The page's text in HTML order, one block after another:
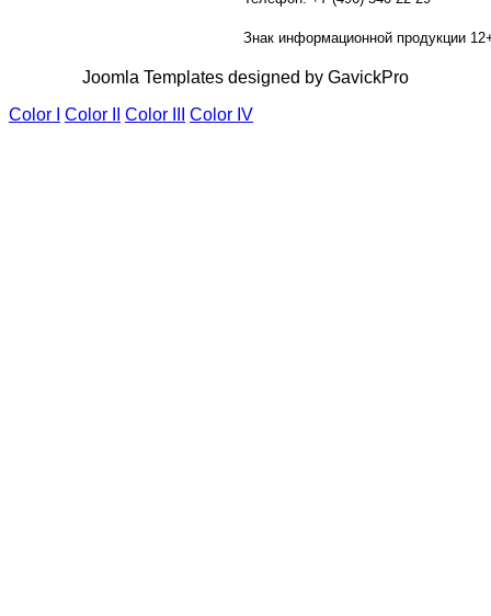
Знак информационной продукции
Joomla Templates designed by GavickPro
Color I
Color II Color III Color IV